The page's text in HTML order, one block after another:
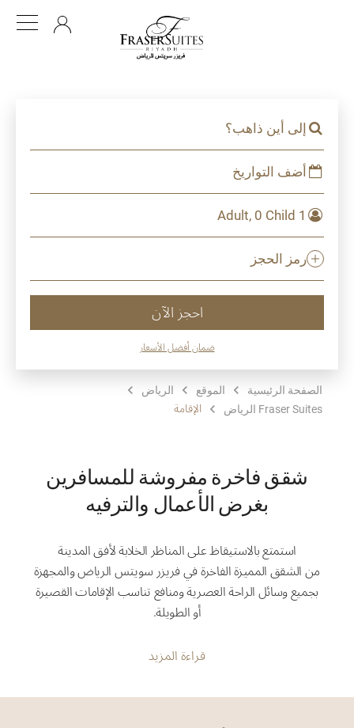
إلى أين ذاهب؟
أضف التواريخ
1 Adult, 0 Child
رمز الحجز
احجز الآن
ضمان أفضل الأسعار
الصفحة الرئيسية الموقع
الرياض‎
Fraser Suites الرياض
الإقامة
شقق فاخرة مفروشة للمسافرين
بغرض الأعمال والترفيه
استمتع بالاستيقاظ على المناظر الخلابة لأفق المدينة
من الشقق المميزة الفاخرة في فريزر سويتس الرياض والمجهزة
بجميع وسائل الراحة العصرية ومنافع تناسب الإقامات القصيرة
أو الطويلة.
قراءة المزيد